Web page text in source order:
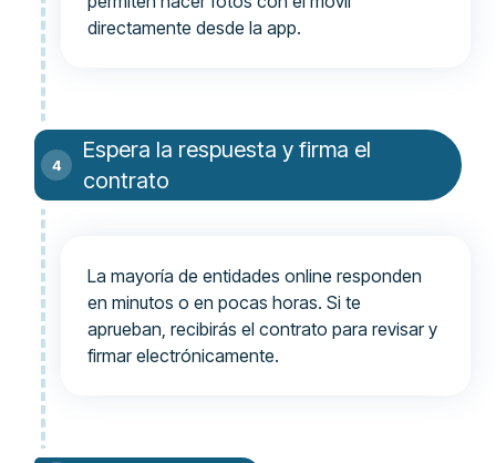
directamente desde la app.
Espera la respuesta y firma el
contrato
La mayoría de entidades online responden
en minutos o en pocas horas. Si te
aprueban, recibirás el contrato para revisar y
firmar electrónicamente.